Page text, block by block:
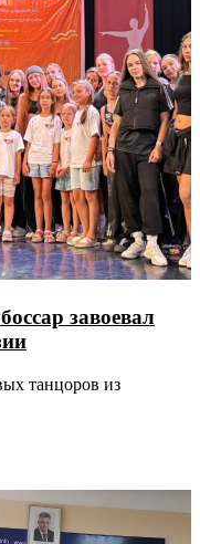
завоевал
танцоров из